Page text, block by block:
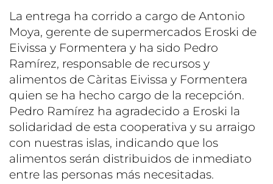
La entrega ha corrido a cargo de Antonio
Moya, gerente de supermercados Eroski de
Eivissa y Formentera y ha sido Pedro
Ramírez, responsable de recursos y
alimentos de Càritas Eivissa y Formentera
quien se ha hecho cargo de la recepción.
Pedro Ramírez ha agradecido a Eroski la
solidaridad de esta cooperativa y su arraigo
con nuestras islas, indicando que los
alimentos serán distribuidos de inmediato
entre las personas más necesitadas.